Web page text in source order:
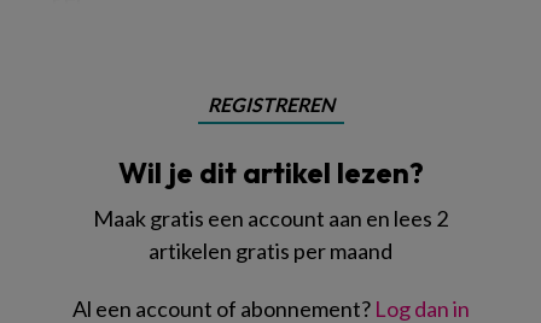
REGISTREREN
Wil je dit artikel lezen?
Maak gratis een account aan en lees 2
artikelen gratis per maand
Al een account of abonnement? Log dan in